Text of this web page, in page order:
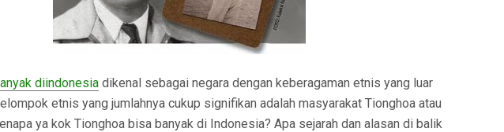
diindonesia dikenal sebagai negara dengan keberagaman etnis yang luar
etnis yang jumlahnya cukup signifikan adalah masyarakat Tionghoa atau
ya kok Tionghoa bisa banyak di Indonesia? Apa sejarah dan alasan di balik